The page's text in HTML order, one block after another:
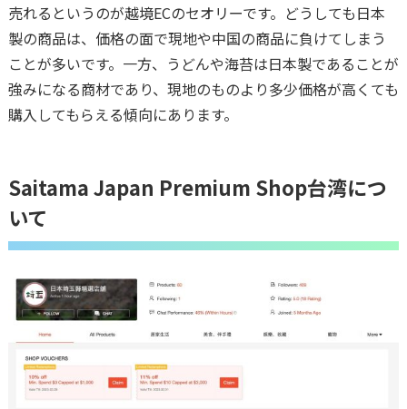
売れるというのが越境ECのセオリーです。どうしても日本
製の商品は、価格の面で現地や中国の商品に負けてしまう
ことが多いです。一方、うどんや海苔は日本製であることが
強みになる商材であり、現地のものより多少価格が高くても
購入してもらえる傾向にあります。
Saitama Japan Premium Shop台湾につ
いて